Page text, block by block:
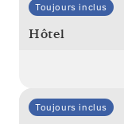
Toujours inclus
Hôtel
Toujours inclus